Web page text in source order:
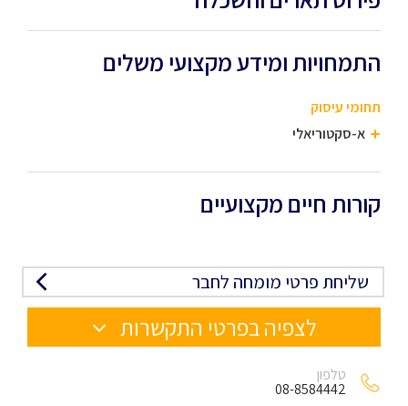
התמחויות ומידע מקצועי משלים
תחומי עיסוק
א-סקטוריאלי
קורות חיים מקצועיים
שליחת פרטי מומחה לחבר
לצפיה בפרטי התקשרות
טלפון
08-8584442